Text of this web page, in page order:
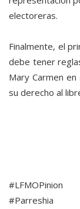
electoreras.
Finalmente, el
debe tener
Mary Carmen
su derecho al
#LFMOPinion
#Parreshia